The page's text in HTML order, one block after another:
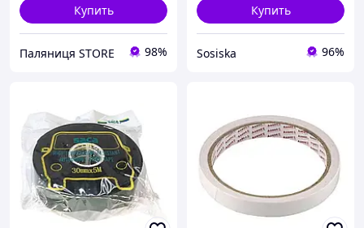
Купить
Паляниця STORE 98%
Купить
Sosiska 96%